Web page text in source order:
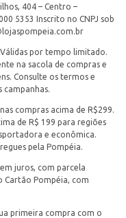
404 – Centro –
5353 Inscrito no CNPJ sob
por tempo limitado.
na sacola de compras e
Consulte os termos e
campanhas.
compras acima de R$299.
de R$ 199 para regiões
e econômica.
pela Pompéia.
juros, com parcela
Cartão Pompéia, com
primeira compra com o